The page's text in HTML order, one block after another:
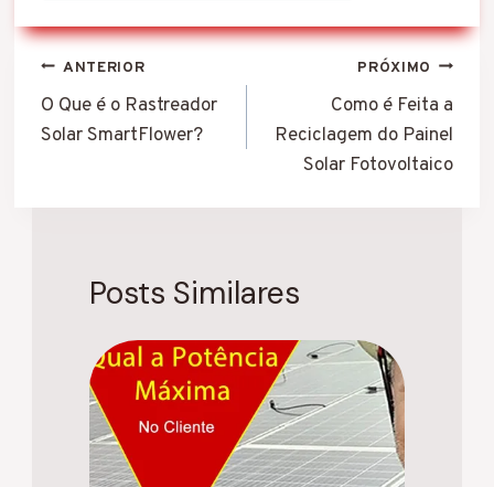
Navegação
de
Post
ANTERIOR
O Que é o Rastreador
Solar SmartFlower?
PRÓXIMO
Como é Feita a
Reciclagem do Painel
Solar Fotovoltaico
Posts Similares